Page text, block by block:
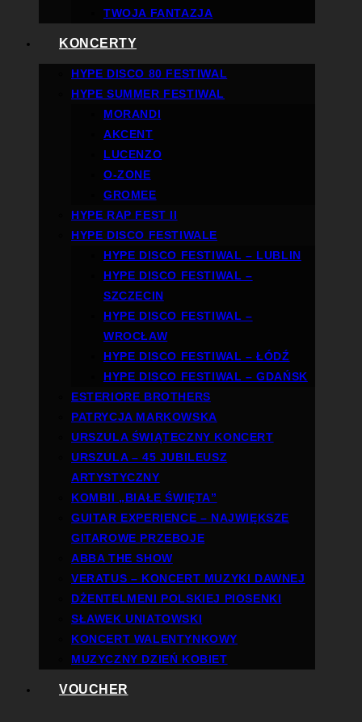
TWOJA FANTAZJA
KONCERTY
HYPE DISCO 80 FESTIWAL
HYPE SUMMER FESTIWAL
MORANDI
AKCENT
LUCENZO
O-ZONE
GROMEE
HYPE RAP FEST II
HYPE DISCO FESTIWALE
HYPE DISCO FESTIWAL – LUBLIN
HYPE DISCO FESTIWAL –
SZCZECIN
HYPE DISCO FESTIWAL –
WROCŁAW
HYPE DISCO FESTIWAL – ŁÓDŹ
HYPE DISCO FESTIWAL – GDAŃSK
ESTERIORE BROTHERS
PATRYCJA MARKOWSKA
URSZULA ŚWIĄTECZNY KONCERT
URSZULA – 45 JUBILEUSZ
ARTYSTYCZNY
KOMBII „BIAŁE ŚWIĘTA”
GUITAR EXPERIENCE – NAJWIĘKSZE
GITAROWE PRZEBOJE
ABBA THE SHOW
VERATUS – KONCERT MUZYKI DAWNEJ
DŻENTELMENI POLSKIEJ PIOSENKI
SŁAWEK UNIATOWSKI
KONCERT WALENTYNKOWY
MUZYCZNY DZIEŃ KOBIET
VOUCHER